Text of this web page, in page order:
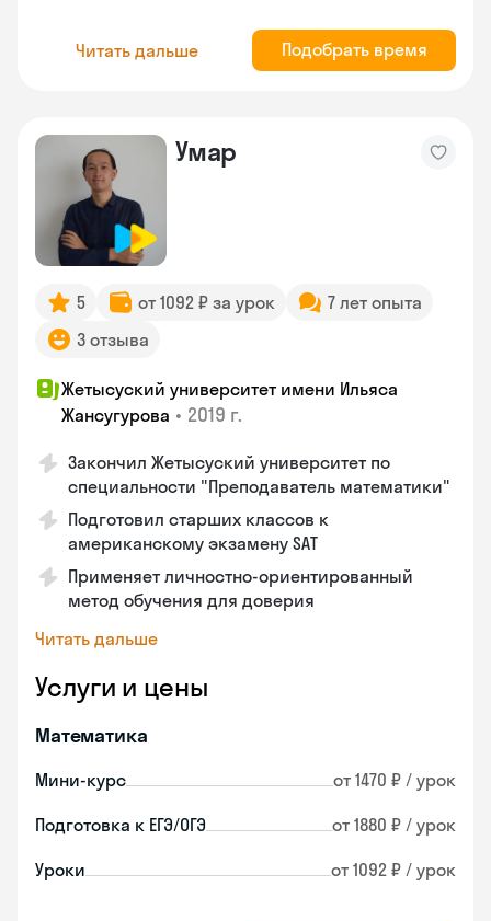
Читать дальше Подобрать время
Умар
5 от 1092 ₽ за урок
7 лет опыта
3 отзыва
Жетысуский университет имени Ильяса
Жансугурова • 2019 г.
Закончил Жетысуский университет по
специальности "Преподаватель математики"
Подготовил старших классов к
американскому экзамену SAT
Применяет личностно-ориентированный
метод обучения для доверия
Читать дальше
Услуги и цены
Математика
Мини-курс от 1470 ₽ / урок
Подготовка к ЕГЭ/ОГЭ от 1880 ₽ / урок
Уроки от 1092 ₽ / урок